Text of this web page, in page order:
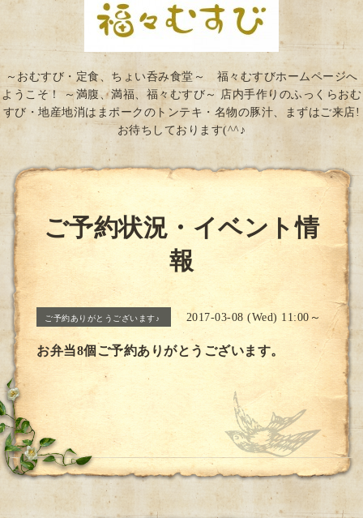
～おむすび・定食、ちょい呑み食堂～ 福々むすびホームページへ
ようこそ！ ～満腹、満福、福々むすび～ 店内手作りのふっくらおむ
すび・地産地消はまポークのトンテキ・名物の豚汁、まずはご来店!
お待ちしております(^^♪
ご予約状況・イベント情
報
ご予約ありがとうございます♪ 2017-03-08 (Wed) 11:00～
お弁当8個ご予約ありがとうございます。